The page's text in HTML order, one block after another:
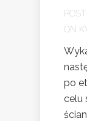
ON
po
celu